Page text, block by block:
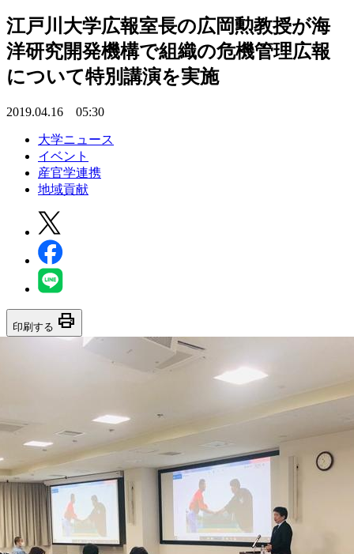
江戸川大学広報室長の広岡勲教授が海
洋研究開発機構で組織の危機管理広報
について特別講演を実施
2019.04.16 05:30
大学ニュース
イベント
産官学連携
地域貢献
印刷する print